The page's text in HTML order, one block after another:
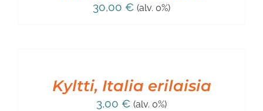
30,00 € (alv. 0%)
LISÄTIEDOTKyltti, Italia erilaisia
3,00 € (alv. 0%)